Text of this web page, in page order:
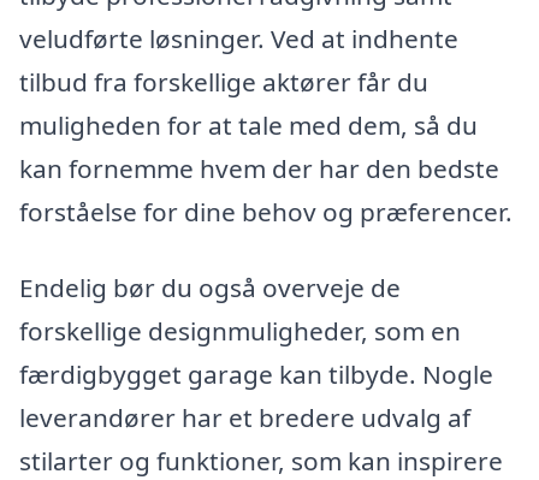
veludførte løsninger. Ved at indhente
tilbud fra forskellige aktører får du
muligheden for at tale med dem, så du
kan fornemme hvem der har den bedste
forståelse for dine behov og præferencer.
Endelig bør du også overveje de
forskellige designmuligheder, som en
færdigbygget garage kan tilbyde. Nogle
leverandører har et bredere udvalg af
stilarter og funktioner, som kan inspirere